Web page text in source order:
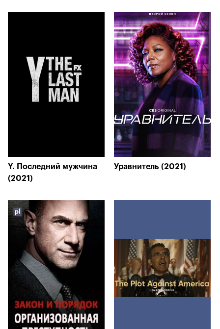
Y. Последний мужчина
(2021)
Уравнитель (2021)